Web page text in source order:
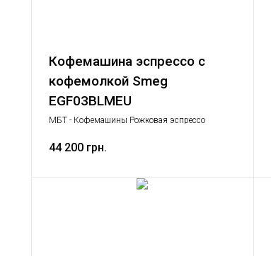
Кофемашина эспрессо с
кофемолкой Smeg
EGF03BLMEU
МБТ - Кофемашины Рожковая эспрессо
44 200 грн.